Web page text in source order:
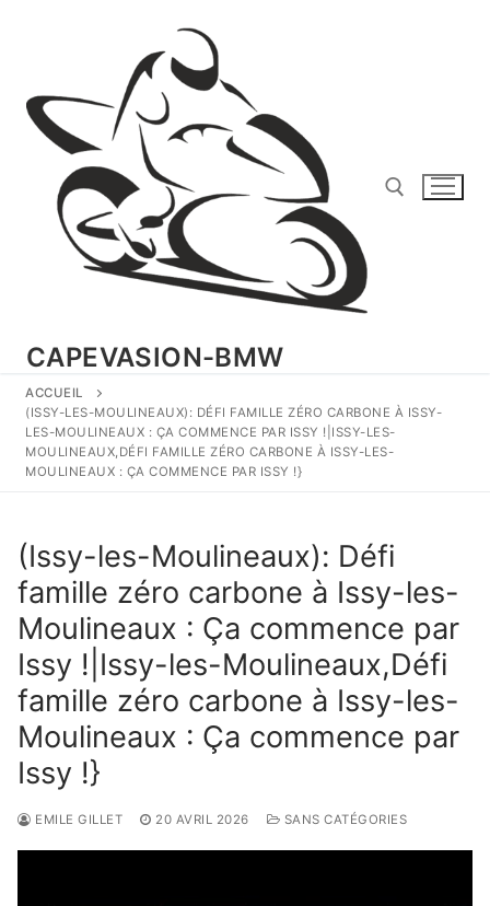
CAPEVASION-BMW
ACCUEIL
(ISSY-LES-MOULINEAUX): DÉFI FAMILLE ZÉRO CARBONE À ISSY-
LES-MOULINEAUX : ÇA COMMENCE PAR ISSY !|ISSY-LES-
MOULINEAUX,DÉFI FAMILLE ZÉRO CARBONE À ISSY-LES-
MOULINEAUX : ÇA COMMENCE PAR ISSY !}
(Issy-les-Moulineaux): Défi
famille zéro carbone à Issy-les-
Moulineaux : Ça commence par
Issy !|Issy-les-Moulineaux,Défi
famille zéro carbone à Issy-les-
Moulineaux : Ça commence par
Issy !}
EMILE GILLET 20 AVRIL 2026 SANS CATÉGORIES